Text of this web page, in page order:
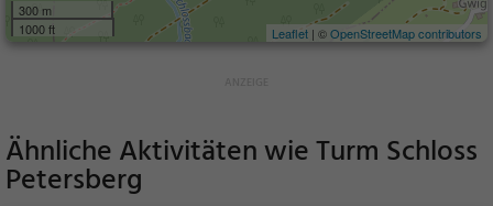
300 m
1000 ft
Leaflet | ©OpenStreetMap contributors
Ähnliche Aktivitäten wieTurm Schloss
Petersberg